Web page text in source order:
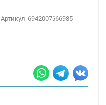
Артикул: 6942007666985